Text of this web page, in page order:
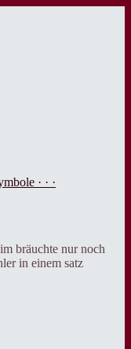
· · ·
bräuchte nur noch
in einem satz